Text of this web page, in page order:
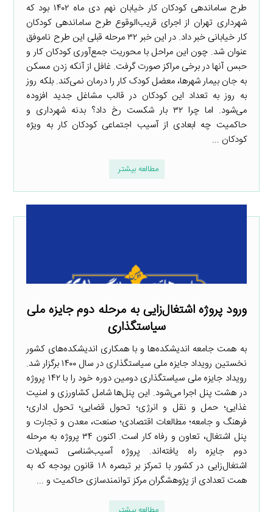
طرح ساماندهی کودکان کار خیابان نهم دی ماه ۱۴۰۲ بود که
شهرداری تهران از اجرای قریب‌الوقوع طرح ساماندهی کودکان
کار خیابانی خبر داد. در این خبر ۳۲ مرحله قبلی این طرح ناموفق
عنوان شد. چون این مراحل با محوریت جمع‌آوری کودکان کار و
حبس آنها در برخی مراکز صورت گرفت. غافل از آنکه زدن مسکن
به جان بیمار شهرها،‌ معضل کودک کار را درمان نمی‌کند. بلکه روز
به روز به تعداد این کودکان در قالب مشاغل جدید افزوده
می‌شود. اما چرا ۳۲ بار شکست رخ داد؟ بدنه شهرداری و
حاکمیت چه ابعادی از آسیب اجتماعی کودکان کار به ویژه
کودکان ...
مطالعه بیشتر
ورود پروژه اشتغال‌زایی به مرحله دوم جایزه ملی
سیاستگذاری
به همت جامعه اندیشکده‌ها و با همکاری اندیشکده‌های کشور
نخستین رویداد جایزه ملی سیاستگذاری در سال ۱۴۰۰ برگزار شد.
رویداد جایزه ملی سیاستگذاری دومین دوره خود را با ۱۴۲ پروژه
در هشت پنل اجرا می‌شود. این پنل‌ها شامل کشاورزی و امنیت
غذایی؛ حمل و نقل و انرژی؛‌ تحول قضایی؛ تحول اداری؛‌
فرهنگ و جامعه؛‌ مطالعات اقتصادی؛ صنعت، معدن و تجارت و
پنل اشتغال، تعاون و رفاه کار است. اکنون ۳۴ پروژه به مرحله
دوم جایزه راه یافته‌اند. پروژه آسیب‌شناسی تسهیلات
اشتغال‌زایی در کشور با تمرکز بر تبصره ۱۸ قانون بودجه که به
همت تعدادی از پژوهشگران مرکز توانمندسازی حاکمیت و ...